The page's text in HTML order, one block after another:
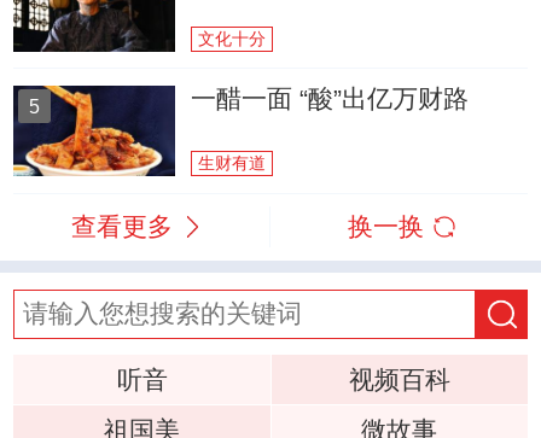
文化十分
5 一醋一面 “酸”出亿万财路
生财有道
查看更多 换一换
听音
视频百科
祖国美
微故事